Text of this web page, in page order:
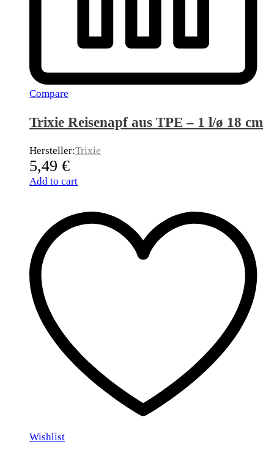
Compare
Trixie Reisenapf aus TPE – 1 l/ø 18 cm
Hersteller:Trixie
5,49 €
Add to cart
Wishlist